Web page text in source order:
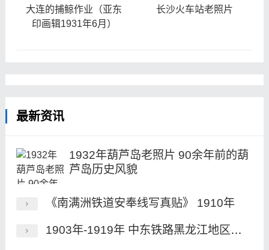
大连的捕鲸作业（亚东
印画辑1931年6月）
长沙火车站老照片
最新资讯
1932年葫芦岛老照片 90余年前的葫
芦岛历史风貌
《南满洲铁道安奉线写真贴》 1910年
1903年-1919年 中东铁路黑龙江地区境内的老照片